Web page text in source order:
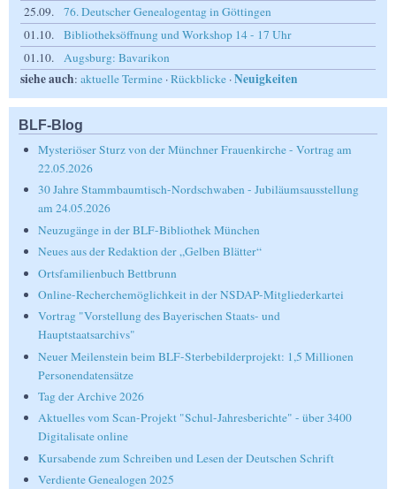
25.09.
76. Deutscher Genealogentag in Göttingen
01.10.
Bibliotheksöffnung und Workshop 14 - 17 Uhr
01.10.
Augsburg: Bavarikon
siehe auch: aktuelle Termine ·Rückblicke ·Neuigkeiten
BLF-Blog
Mysteriöser Sturz von der Münchner Frauenkirche - Vortrag am
22.05.2026
30 Jahre Stammbaumtisch-Nordschwaben - Jubiläumsausstellung
am 24.05.2026
Neuzugänge in der BLF-Bibliothek München
Neues aus der Redaktion der „Gelben Blätter“
Ortsfamilienbuch Bettbrunn
Online-Recherchemöglichkeit in der NSDAP-Mitgliederkartei
Vortrag "Vorstellung des Bayerischen Staats- und
Hauptstaatsarchivs"
Neuer Meilenstein beim BLF-Sterbebilderprojekt: 1,5 Millionen
Personendatensätze
Tag der Archive 2026
Aktuelles vom Scan-Projekt "Schul-Jahresberichte" - über 3400
Digitalisate online
Kursabende zum Schreiben und Lesen der Deutschen Schrift
Verdiente Genealogen 2025